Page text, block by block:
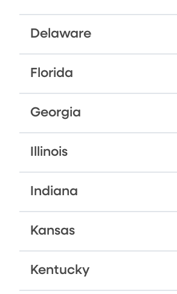
Delaware
Florida
Georgia
Illinois
Indiana
Kansas
Kentucky